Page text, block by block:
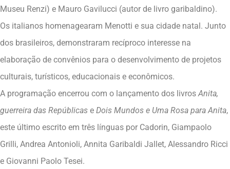
Museu Renzi) e Mauro Gavilucci (autor de livro garibaldino).
Os italianos homenagearam Menotti e sua cidade natal. Junto
dos brasileiros, demonstraram recíproco interesse na
elaboração de convênios para o desenvolvimento de projetos
culturais, turísticos, educacionais e econômicos.
A programação encerrou com o lançamento dos livrosAnita,
guerreira das Repúblicas e Dois Mundos e Uma Rosa para Anita,
este último escrito em três línguas por Cadorin, Giampaolo
Grilli, Andrea Antonioli, Annita Garibaldi Jallet, Alessandro Ricci
e Giovanni Paolo Tesei.